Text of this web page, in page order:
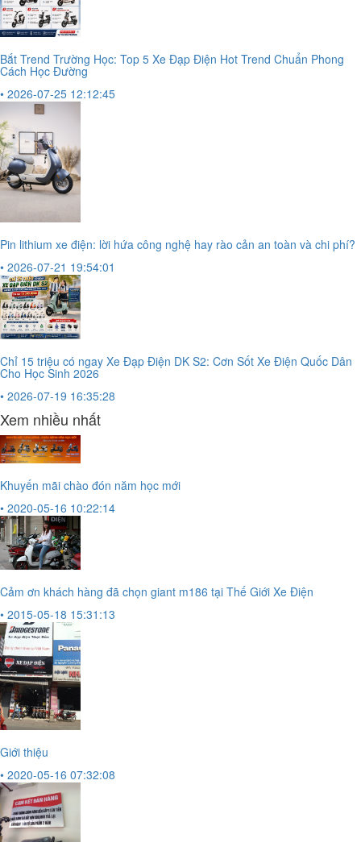
Bắt Trend Trường Học: Top 5 Xe Đạp Điện Hot Trend Chuẩn Phong
Cách Học Đường
• 2026-07-25 12:12:45
Pin lithium xe điện: lời hứa công nghệ hay rào cản an toàn và chi phí?
• 2026-07-21 19:54:01
Chỉ 15 triệu có ngay Xe Đạp Điện DK S2: Cơn Sốt Xe Điện Quốc Dân
Cho Học Sinh 2026
• 2026-07-19 16:35:28
Xem nhiều nhất
Khuyến mãi chào đón năm học mới
• 2020-05-16 10:22:14
Cảm ơn khách hàng đã chọn giant m186 tại Thế Giới Xe Điện
• 2015-05-18 15:31:13
Giới thiệu
• 2020-05-16 07:32:08